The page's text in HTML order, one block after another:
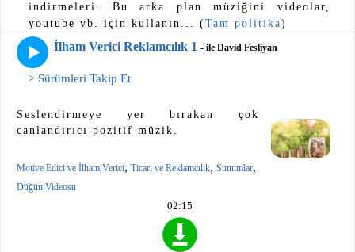
indirmeleri. Bu arka plan müziğini videolar,
youtube vb. için kullanın... (Tam politika)
İlham Verici Reklamcılık 1 - ile David Fesliyan
> Sürümleri Takip Et
Seslendirmeye yer bırakan çok
canlandırıcı pozitif müzik.
Motive Edici ve İlham Verici, Ticari ve Reklamcılık, Sunumlar,
Düğün Videosu
02:15